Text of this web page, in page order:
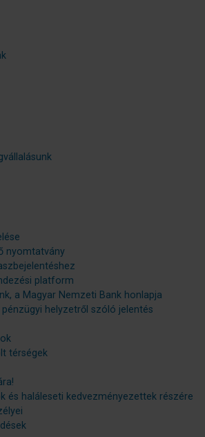
nyomtatvány
platform
a Magyar Nemzeti Bank honlapja
pénzügyi helyzetről szóló jelentés
térségek
és haláleseti kedvezményezettek részére